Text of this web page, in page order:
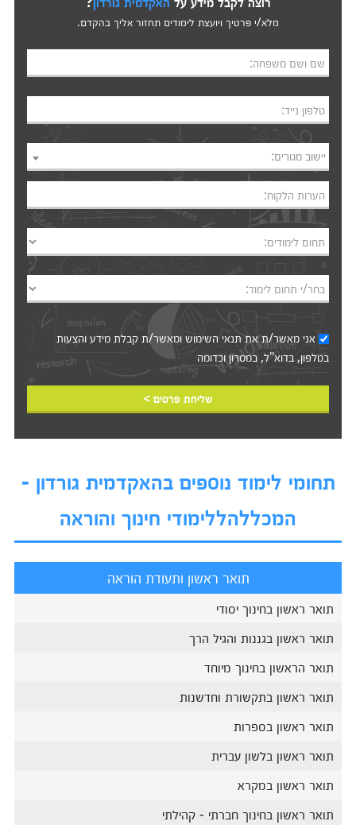
מלא/י פרטיך ויועצת לימודים תחזור אליך בהקדם.
שם ושם משפחה:
טלפון נייד:
יישוב מגורים:
הערות הלקוח:
תחום לימודים:
בחר/י תחום לימוד:
אני מאשר/ת אתתנאי השימושומאשר/ת קבלת מידע והצעות
בטלפון, בדוא"ל, במסרון וכדומה‎‎
שליחת פרטים >
תחומי לימוד נוספים בהאקדמית גורדון -
המכללהללימודי חינוך והוראה
תואר ראשון ותעודת הוראה
תואר ראשון בחינוך יסודי
תואר ראשון בגננות והגיל הרך
תואר הראשון בחינוך מיוחד
תואר ראשון בתקשורת וחדשנות
תואר ראשון בספרות
תואר ראשון בלשון עברית
תואר ראשון במקרא
תואר ראשון בחינוך חברתי - קהילתי